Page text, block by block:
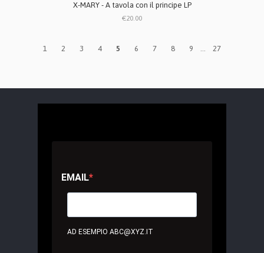
X-MARY - A tavola con il principe LP
€20.00
1 2 3 4 5 6 7 8 9 ... 27
EMAIL
AD ESEMPIO ABC@XYZ.IT